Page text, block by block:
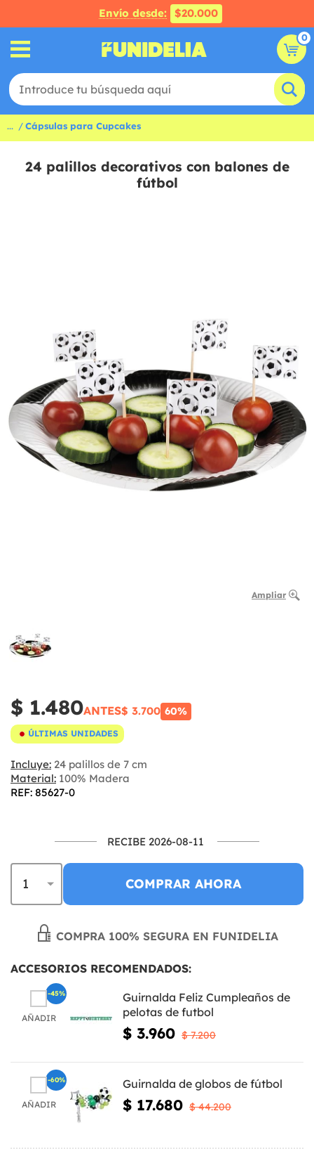
Envío desde: $20.000
0
... Cápsulas para Cupcakes
24 palillos decorativos con balones de
fútbol
Ampliar
$ 1.480ANTES$ 3.700 60%
ÚLTIMAS UNIDADES
Incluye: 24 palillos de 7 cm
Material: 100% Madera
REF: 85627-0
RECIBE 2026-08-11
COMPRAR AHORA
COMPRA 100% SEGURA EN FUNIDELIA
ACCESORIOS RECOMENDADOS:
AÑADIR
Guirnalda Feliz Cumpleaños de
pelotas de futbol
$ 3.960 $ 7.200
-45%
AÑADIR
Guirnalda de globos de fútbol
$ 17.680 $ 44.200
-60%